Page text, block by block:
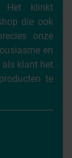
Het klinkt
die ook
onze
en
als klant het
te